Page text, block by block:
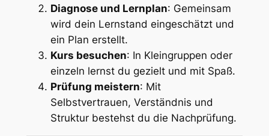
Diagnose und Lernplan: Gemeinsam
wird dein Lernstand eingeschätzt und
ein Plan erstellt.
Kurs besuchen: In Kleingruppen oder
einzeln lernst du gezielt und mit Spaß.
Prüfung meistern: Mit
Selbstvertrauen, Verständnis und
Struktur bestehst du die Nachprüfung.